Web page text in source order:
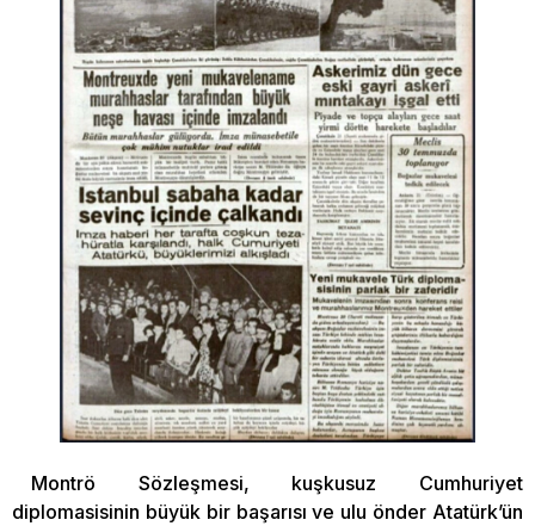
Montrö Sözleşmesi, kuşkusuz Cumhuriyet
diplomasisinin büyük bir başarısı ve ulu önder Atatürk’ün